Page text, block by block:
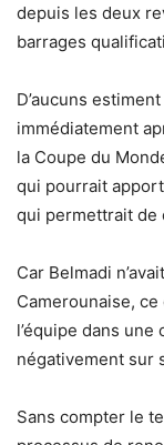
depuis les deux
barrages
D’aucuns
immédiatement
la Coupe du
qui pourrait
qui permettrait de
Car Belmadi
Camerounaise,
l’équipe dans
négativement sur
Sans compter le